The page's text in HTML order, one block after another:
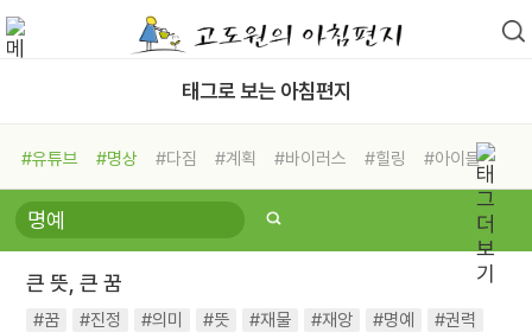
태그로 보는 아침편지
#유튜브 #명상 #다짐 #계획 #바이러스 #힐링
#아이들
#비전캠프
#독서캠프 #삶
#희망
#나눔 #친구 #링컨학교
#독서
#건강
큰 뜻, 큰 꿈
#꿈 #진정 #의미 #뜻 #재물 #재앙 #명예
#권력